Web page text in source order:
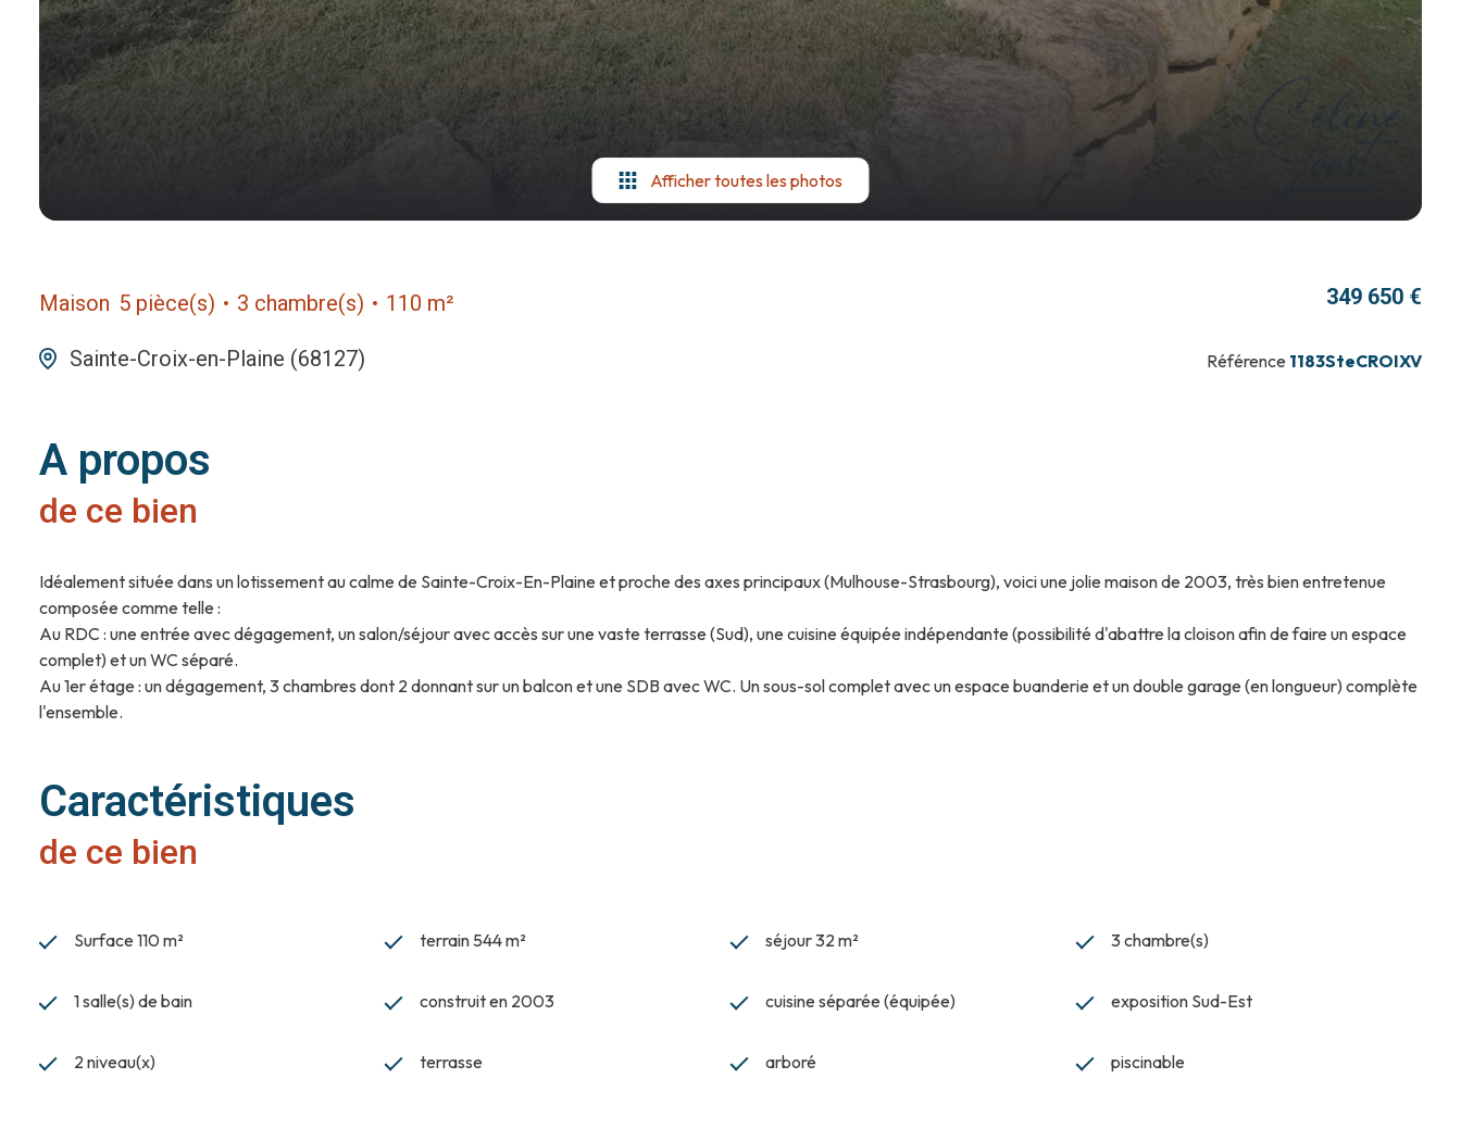
Afficher toutes les photos
Maison 5 pièce(s) 3 chambre(s) 110 m²
Sainte-Croix-en-Plaine (68127)
349 650 €
Référence 1183SteCROIXV
A propos
de ce bien
Idéalement située dans un lotissement au calme de Sainte-Croix-En-Plaine et proche des axes principaux (Mulhouse-Strasbourg), voici une jolie maison de 2003, très bien entretenue
composée comme telle :
Au RDC : une entrée avec dégagement, un salon/séjour avec accès sur une vaste terrasse (Sud), une cuisine équipée indépendante (possibilité d'abattre la cloison afin de faire un espace
complet) et un WC séparé.
Au 1er étage : un dégagement, 3 chambres dont 2 donnant sur un balcon et une SDB avec WC. Un sous-sol complet avec un espace buanderie et un double garage (en longueur) complète
l'ensemble.
Caractéristiques
de ce bien
Surface 110 m² terrain 544 m² séjour 32 m² 3 chambre(s)
1 salle(s) de bain construit en 2003 cuisine séparée (équipée) exposition Sud-Est
2 niveau(x) terrasse arboré piscinable